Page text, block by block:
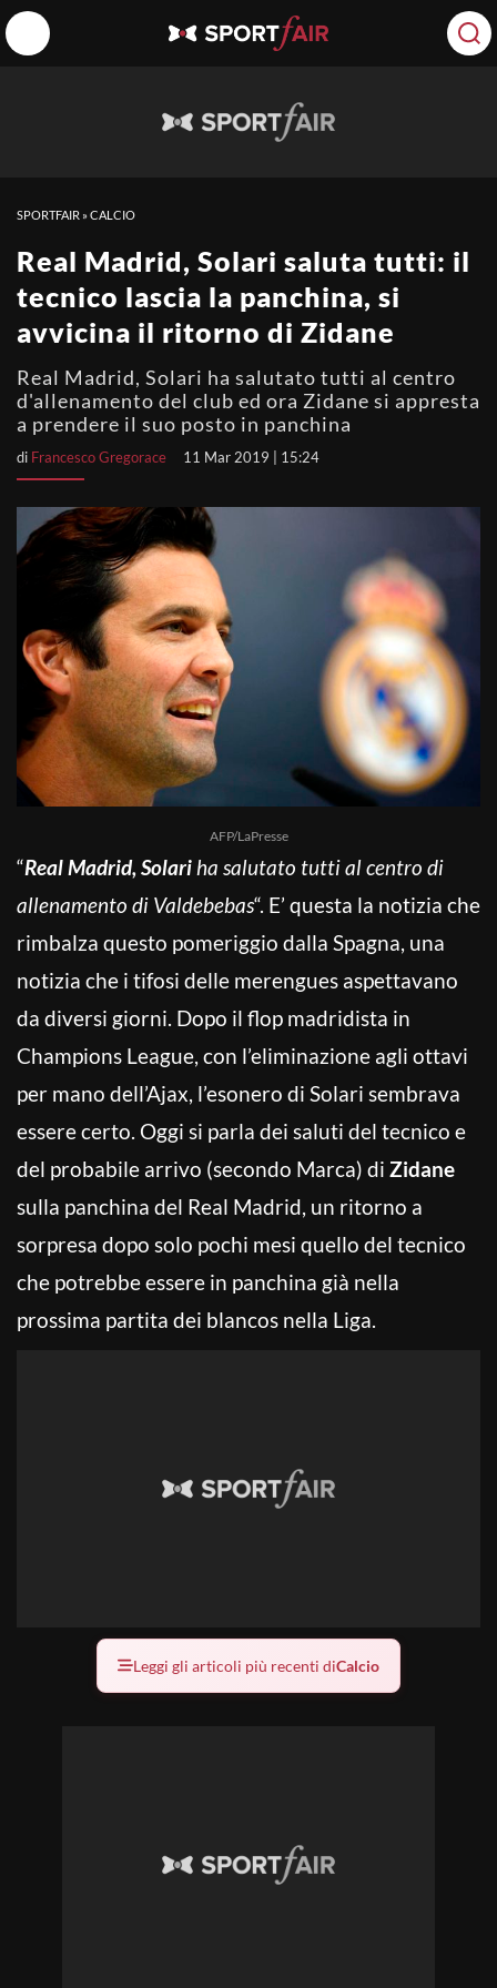
SPORTFAIR »CALCIO
Real Madrid, Solari saluta tutti: il
tecnico lascia la panchina, si
avvicina il ritorno di Zidane
Real Madrid, Solari ha salutato tutti al centro
d'allenamento del club ed ora Zidane si appresta
a prendere il suo posto in panchina
di Francesco Gregorace 11 Mar 2019 | 15:24
AFP/LaPresse
“Real Madrid, Solari ha salutato tutti al centro di
allenamento di Valdebebas“. E’ questa la notizia che
rimbalza questo pomeriggio dalla Spagna, una
notizia che i tifosi delle merengues aspettavano
da diversi giorni. Dopo il flop madridista in
Champions League, con l’eliminazione agli ottavi
per mano dell’Ajax, l’esonero di Solari sembrava
essere certo. Oggi si parla dei saluti del tecnico e
del probabile arrivo (secondo Marca) di Zidane
sulla panchina del Real Madrid, un ritorno a
sorpresa dopo solo pochi mesi quello del tecnico
che potrebbe essere in panchina già nella
prossima partita dei blancos nella Liga.
Leggi gli articoli più recenti diCalcio